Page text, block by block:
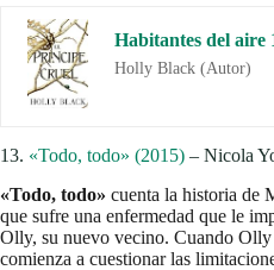
Habitantes del
Holly Black (Autor)
13. «Todo, todo» (2015) – Nicola
«Todo, todo» cuenta la historia de
que sufre una enfermedad que le
Olly, su nuevo vecino. Cuando
comienza a cuestionar las